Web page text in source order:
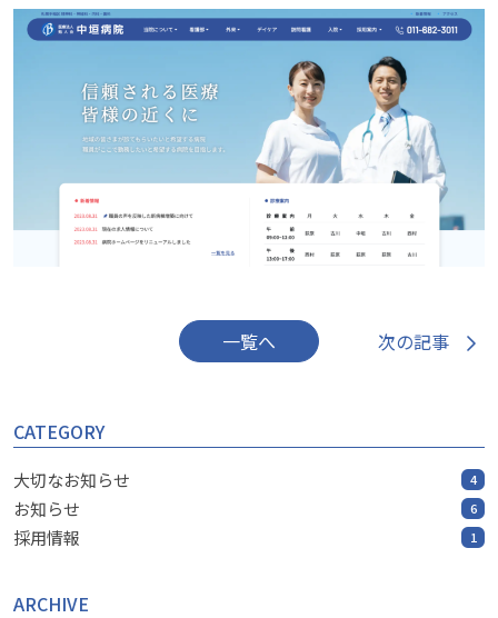
一覧へ 次の記事
CATEGORY
大切なお知らせ 4
お知らせ 6
採用情報 1
ARCHIVE